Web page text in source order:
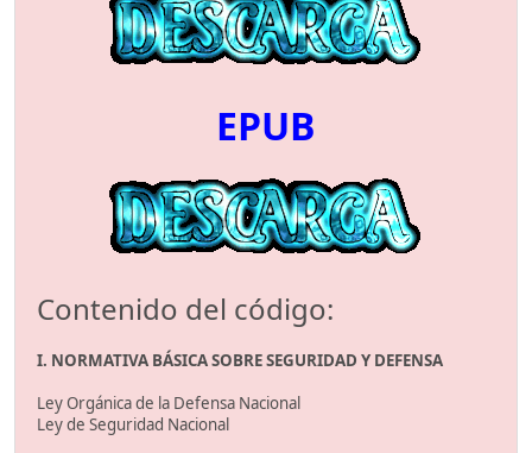
EPUB
Contenido del código:
I. NORMATIVA BÁSICA SOBRE SEGURIDAD Y DEFENSA
Ley Orgánica de la Defensa Nacional
Ley de Seguridad Nacional